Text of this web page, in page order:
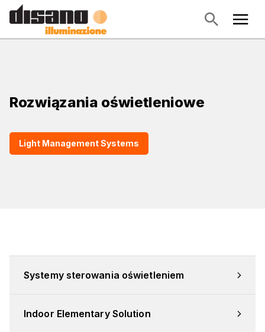
Rozwiązania oświetleniowe
Light Management Systems
Systemy sterowania oświetleniem
Indoor Elementary Solution